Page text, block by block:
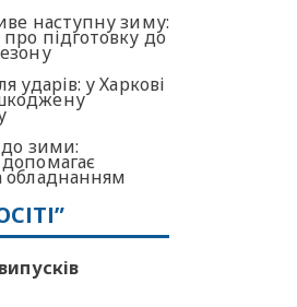
наступну зиму:
підготовку до
ударів: у Харкові
до зими:
обладнанням